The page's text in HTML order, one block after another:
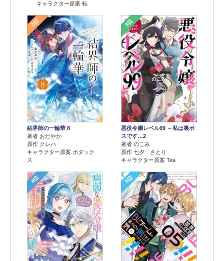
キャラクター原案 転
2位
結界師の一輪華 8
著者 おだやか
原作 クレハ
キャラクター原案 ボダック
ス
3位
悪役令嬢レベル99 ～私は裏ボ
スです…2
著者 のこみ
原作 七夕 さとり
キャラクター原案 Tea
4位 5位